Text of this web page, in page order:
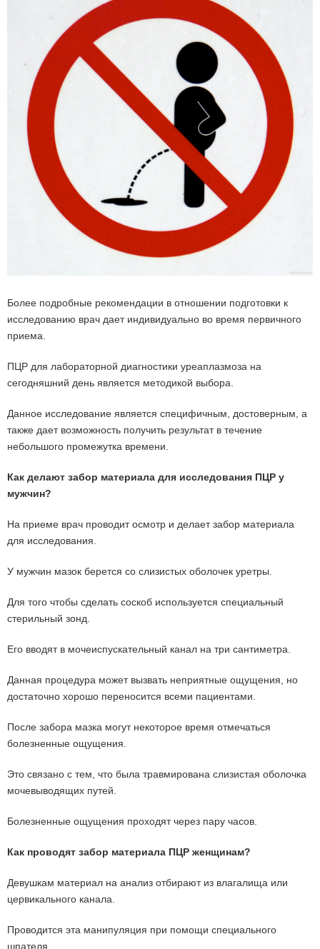
Более подробные рекомендации в отношении подготовки к
исследованию врач дает индивидуально во время первичного
приема.
ПЦР для лабораторной диагностики уреаплазмоза на
сегодняшний день является методикой выбора.
Данное исследование является специфичным, достоверным, а
также дает возможность получить результат в течение
небольшого промежутка времени.
Как делают забор материала для исследования ПЦР у
мужчин?
На приеме врач проводит осмотр и делает забор материала
для исследования.
У мужчин мазок берется со слизистых оболочек уретры.
Для того чтобы сделать соскоб используется специальный
стерильный зонд.
Его вводят в мочеиспускательный канал на три сантиметра.
Данная процедура может вызвать неприятные ощущения, но
достаточно хорошо переносится всеми пациентами.
После забора мазка могут некоторое время отмечаться
болезненные ощущения.
Это связано с тем, что была травмирована слизистая оболочка
мочевыводящих путей.
Болезненные ощущения проходят через пару часов.
Как проводят забор материала ПЦР женщинам?
Девушкам материал на анализ отбирают из влагалища или
цервикального канала.
Проводится эта манипуляция при помощи специального
шпателя.